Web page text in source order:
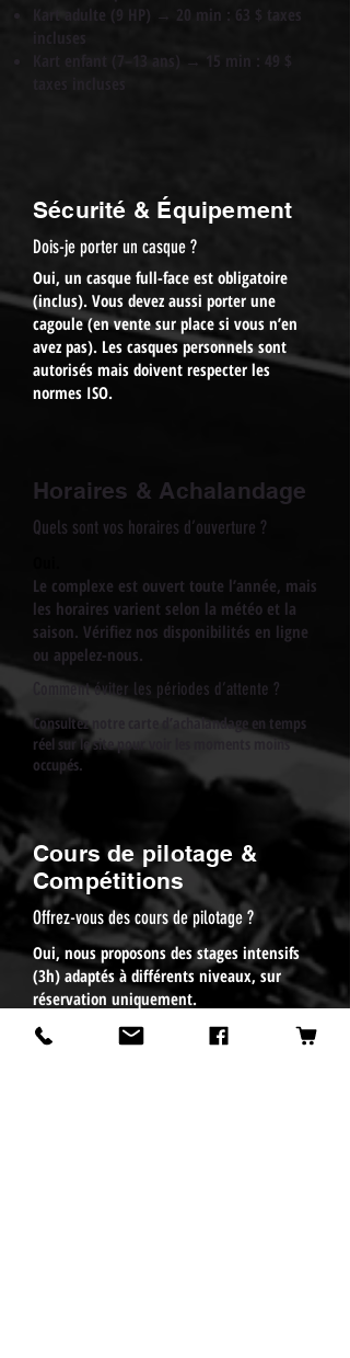
Kart adulte (9 HP) → 20 min : 63 $ taxes
incluses
Kart enfant (7–13 ans) → 15 min : 49 $
Sécurité & Équipement
Dois-je porter un casque ?
Oui, un casque full-face est obligatoire
(inclus). Vous devez aussi porter une
cagoule (en vente sur place si vous n’en
avez pas). Les casques personnels sont
autorisés mais doivent respecter les
normes ISO.
Horaires & Achalandage
Quels sont vos horaires d’ouverture ?
​Le complexe est ouvert toute l’année, mais
les horaires varient selon la météo et la
saison. Vérifiez nos disponibilités en ligne
ou appelez-nous.
Comment éviter les périodes d’attente ?
Consultez notre carte d’achalandage en temps
réel sur le site pour voir les moments moins
occupés.
Cours de pilotage &
Compétitions
Offrez-vous des cours de pilotage ?
Oui, nous proposons des stages intensifs
(3h) adaptés à différents niveaux, sur
réservation uniquement.
Quelles compétitions organisez-vous ?